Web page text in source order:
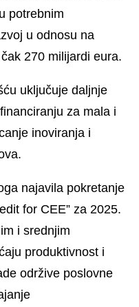
potrebnim
u odnosu na
270 milijardi eura.
uključuje daljnje
za mala i
inoviranja i
najavila pokretanje
for CEE” za 2025.
i srednjim
produktivnost i
održive poslovne